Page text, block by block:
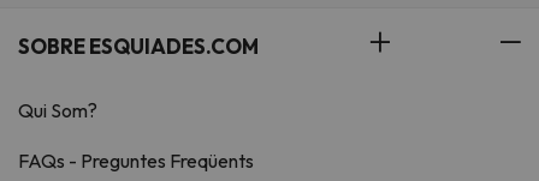
SOBRE ESQUIADES.COM
Qui Som?
FAQs - Preguntes Freqüents